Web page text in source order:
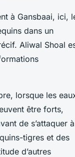
à Gansbaai, ici,
dans un
Aliwal Shoal
lorsque les
être forts,
de s’attaquer à
tigres et des
d’autres